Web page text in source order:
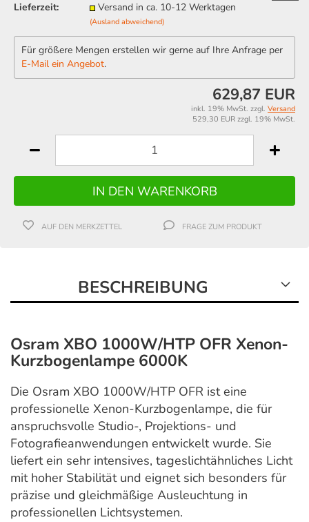
Lieferzeit:
Versand in ca. 10-12 Werktagen
(Ausland abweichend)
Für größere Mengen erstellen wir gerne auf Ihre Anfrage per
E-Mail ein Angebot.
629,87 EUR
inkl. 19% MwSt. zzgl. Versand
529,30 EUR zzgl. 19% MwSt.
AUF DEN MERKZETTEL FRAGE ZUM PRODUKT
BESCHREIBUNG
Osram XBO 1000W/HTP OFR Xenon-
Kurzbogenlampe 6000K
Die Osram XBO 1000W/HTP OFR ist eine
professionelle Xenon-Kurzbogenlampe, die für
anspruchsvolle Studio-, Projektions- und
Fotografieanwendungen entwickelt wurde. Sie
liefert ein sehr intensives, tageslichtähnliches Licht
mit hoher Stabilität und eignet sich besonders für
präzise und gleichmäßige Ausleuchtung in
professionellen Lichtsystemen.